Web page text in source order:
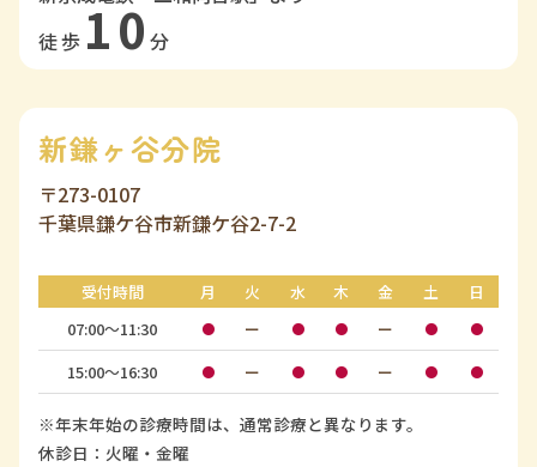
徒歩 10 分
新鎌ヶ谷分院
〒273-0107
千葉県鎌ケ谷市新鎌ケ谷2-7-2
受付時間 月 火 水 木 金 土
日
07:00〜11:30
● ー ● ● ー ● ●
15:00〜16:30 ● ー ● ● ー ● ●
※年末年始の診療時間は、通常診療と異なります。
休診日：火曜・金曜